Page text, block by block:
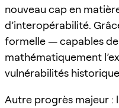
nouveau cap en
d’interopérabilité.
formelle — capables
mathématiquement
vulnérabilités
Autre progrès majeur :